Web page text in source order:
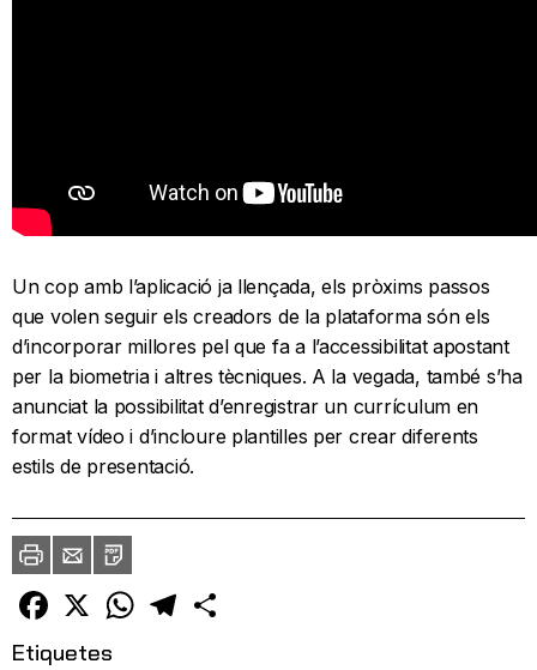
Un cop amb l’aplicació ja llençada, els pròxims passos
que volen seguir els creadors de la plataforma són els
d’incorporar millores pel que fa a l’accessibilitat apostant
per la biometria i altres tècniques. A la vegada, també s’ha
anunciat la possibilitat d’enregistrar un currículum en
format vídeo i d’incloure plantilles per crear diferents
estils de presentació.
ImprimirEnvia
un
amic
PDF
Facebook
X WhatsAppTelegram
Etiquetes